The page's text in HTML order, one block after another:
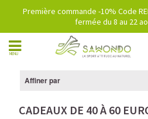
Première commande -10% Code
fermée du 8 au 22
MENU
Affiner par
CADEAUX DE 40 À 60